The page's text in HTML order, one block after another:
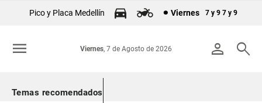
Colombia
Pico y Placa Medellín Viernes 7 y 9 7 y 9
person search
Viernes, 7 de Agosto de 2026
menu
Temas recomendados